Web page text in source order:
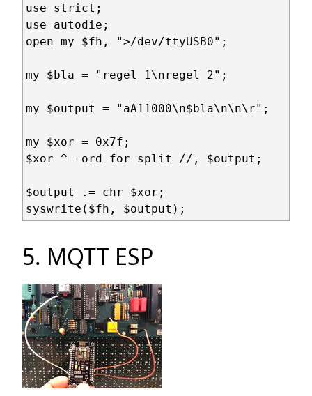
use strict;
use autodie;
open my $fh, ">/dev/ttyUSB0";
my $bla = "regel 1\nregel 2";
my $output = "aA11000\n$bla\n\n\r";
my $xor = 0x7f;
$xor ^= ord for split //, $output;
$output .= chr $xor;
5. MQTT ESP